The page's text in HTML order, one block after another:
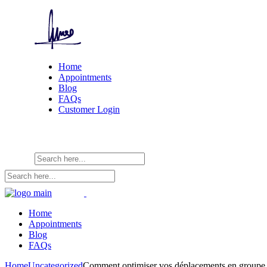
Home
Appointments
Blog
FAQs
Customer Login
Home
Appointments
Blog
FAQs